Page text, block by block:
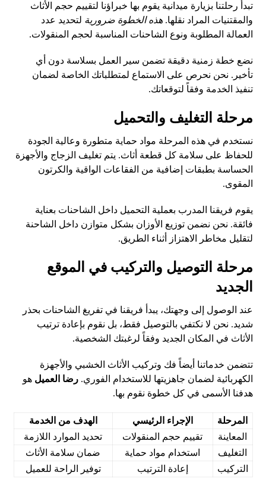
تبدأ رحلتنا بزيارة ميدانية يقوم بها خبراؤنا لتقييم حجم الأثاث
والمقتنيات المراد نقلها.هذه الخطوة ضرورية لتحديد عدد
العمالة المطلوبة ونوع الشاحنات المناسبة لحجم المنقولات.
نضع خطة زمنية دقيقة تضمن سير العمل بسلاسة دون أي
تأخير. نحن نحرص على الاستماع لمتطلباتك الخاصة لضمان
تنفيذ الخدمة وفقاً لتوقعاتك.
مرحلة التغليف والتحميل
نستخدم في هذه المرحلة مواد حماية متطورة وعالية الجودة
للحفاظ على سلامة كل قطعة أثاث. يتم تغليف الزجاج والأجهزة
الحساسة بطبقات إضافية من الفقاعات الواقية والكرتون
المقوى.
يقوم فريقنا المدرب بعملية التحميل داخل الشاحنات بعناية
فائقة. نحن نضمن توزيع الأوزان بشكل متوازن داخل الشاحنة
لتقليل مخاطر الاهتزاز أثناء الطريق.
مرحلة التوصيل والتركيب في الموقع
الجديد
عند الوصول إلى وجهتك، يبدأ فريقنا في تفريغ الشاحنات بحذر
شديد. نحن لا نكتفي بالتوصيل فقط، بل نقوم بإعادة ترتيب
الأثاث في المكان الجديد وفقاً لرغبتك الشخصية.
تتضمن خدماتنا أيضاً فك وتركيب الأثاث الخشبي والأجهزة
الكهربائية لضمان جاهزيتها للاستخدام الفوري.رضا العميل هو
هدفنا الأسمى في كل خطوة نقوم بها.
المرحلة الإجراء الرئيسي
الهدف من الخدمة
المعاينة
تقييم حجم المنقولات
تحديد الموارد اللازمة
التغليف
استخدام مواد حماية
ضمان سلامة الأثاث
التركيب
إعادة الترتيب توفير الراحة للعميل